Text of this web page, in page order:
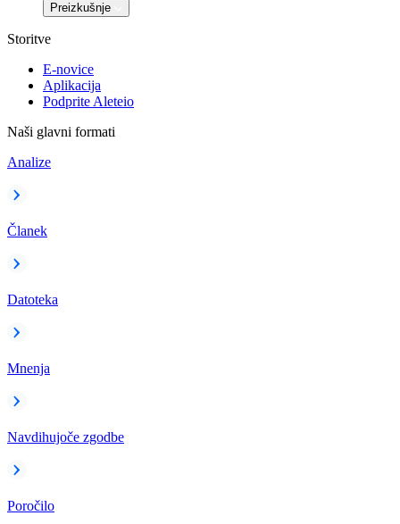
Preizkušnje
Storitve
E-novice
Aplikacija
Podprite Aleteio
Naši glavni formati
Analize
Članek
Datoteka
Mnenja
Navdihujoče zgodbe
Poročilo